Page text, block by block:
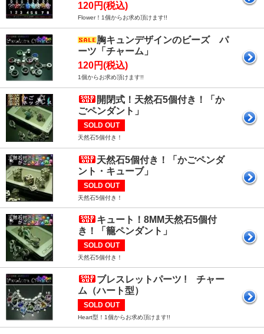
120円(税込)
Flower！1個からお求め頂けます!!
胸キュンデザインのビーズ パ
ーツ「チャーム」
120円(税込)
1個からお求め頂けます!!
開閉式！天然石5個付き！「か
ごペンダント」
SOLD OUT
天然石5個付き！
天然石5個付き！「かごペンダ
ント・キューブ」
SOLD OUT
天然石5個付き！
キュート！8MM天然石5個付
き！「籠ペンダント」
SOLD OUT
天然石5個付き！
ブレスレットパーツ ! チャー
ム（ハート型）
SOLD OUT
Heart型！1個からお求め頂けます!!